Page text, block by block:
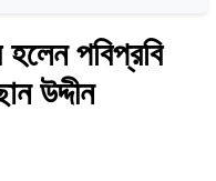
হলেন পবিপ্রবি
উদ্দীন